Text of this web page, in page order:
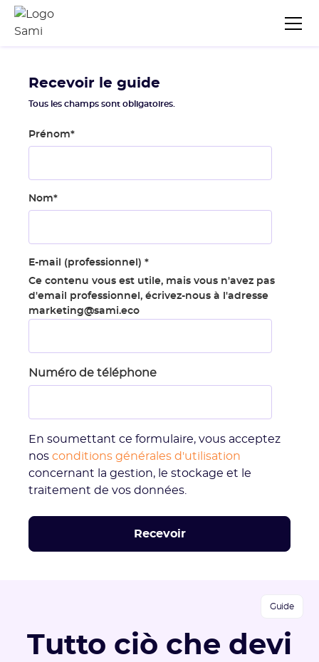
Guide
Tutto ciò che devi
Recevoir le guide
Tous les champs sont obligatoires.
Prénom*
Nom*
E-mail (professionnel) *
Ce contenu vous est utile, mais vous n'avez pas
d'email professionnel, écrivez-nous à l'adresse
marketing@sami.eco
Numéro de téléphone
En soumettant ce formulaire, vous acceptez
nos conditions générales d'utilisation
concernant la gestion, le stockage et le
traitement de vos données.